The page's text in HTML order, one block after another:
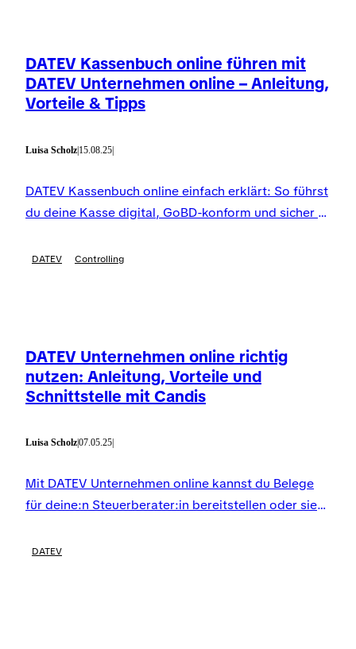
DATEV Kassenbuch online führen mit
DATEV Unternehmen online – Anleitung,
Vorteile & Tipps
Luisa Scholz 15.08.25
DATEV Kassenbuch online einfach erklärt: So führst
du deine Kasse digital, GoBD-konform und sicher –
DATEV Controlling
DATEV Unternehmen online richtig
nutzen: Anleitung, Vorteile und
Schnittstelle mit Candis
Luisa Scholz07.05.25
Mit DATEV Unternehmen online kannst du Belege
für deine:n Steuerberater:in bereitstellen oder sie
erklären dir, wie du DATEV Unternehmen online
DATEV